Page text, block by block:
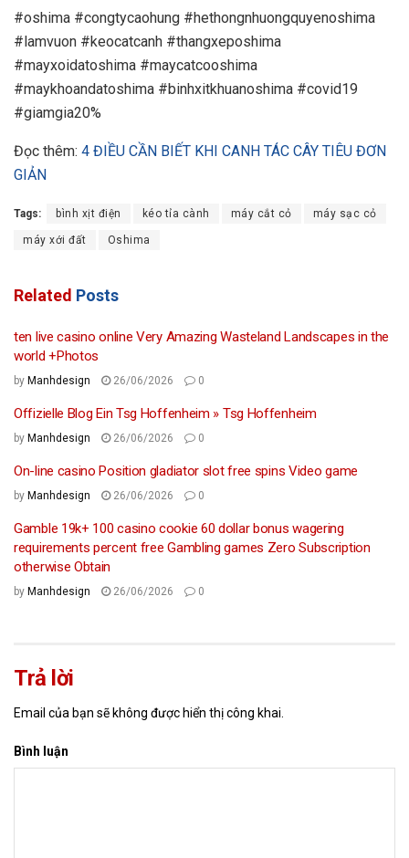
#oshima #congtycaohung #hethongnhuongquyenoshima
#lamvuon #keocatcanh #thangxeposhima
#mayxoidatoshima #maycatcooshima
#maykhoandatoshima #binhxitkhuanoshima #covid19
#giamgia20%
Đọc thêm: 4 ĐIỀU CẦN BIẾT KHI CANH TÁC CÂY TIÊU ĐƠN
GIẢN
Tags: bình xịt điện kéo tỉa cành máy cắt cỏ máy sạc cỏ
máy xới đất Oshima
Related Posts
ten live casino online Very Amazing Wasteland Landscapes in the
world +Photos
by Manhdesign 26/06/2026 0
Offizielle Blog Ein Tsg Hoffenheim » Tsg Hoffenheim
by Manhdesign 26/06/2026 0
On-line casino Position gladiator slot free spins Video game
by Manhdesign 26/06/2026 0
Gamble 19k+ 100 casino cookie 60 dollar bonus wagering
requirements percent free Gambling games Zero Subscription
otherwise Obtain
by Manhdesign 26/06/2026 0
Trả lời
Email của bạn sẽ không được hiển thị công khai.
Bình luận